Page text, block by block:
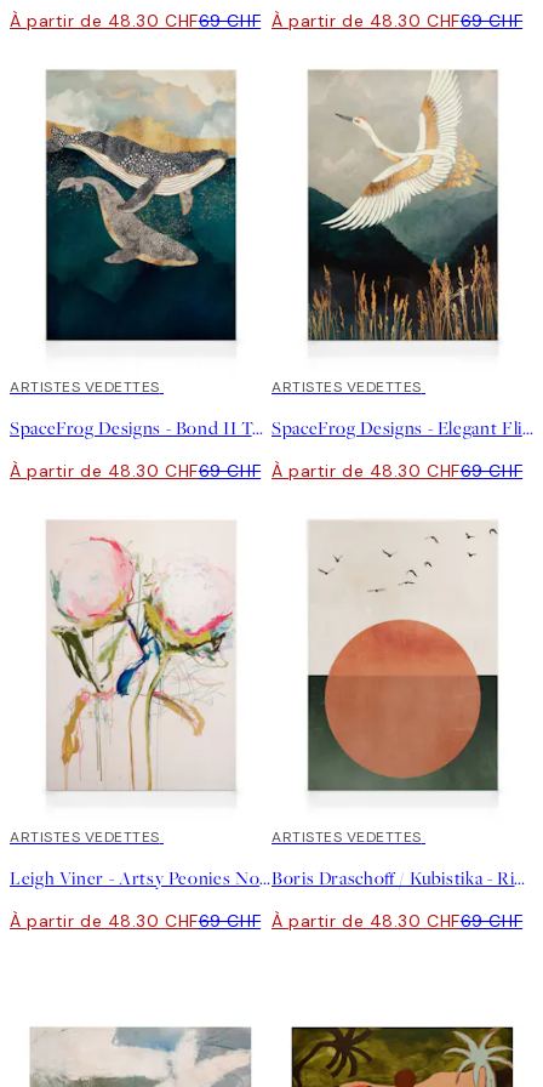
À partir de 48.30 CHF69 CHF À partir de 48.30 CHF69 CHF
30%*
ARTISTES VEDETTES
SpaceFrog Designs - Bond II Toile
À partir de 48.30 CHF69 CHF
30%*
ARTISTES VEDETTES
SpaceFrog Designs - Elegant Flight Toile
À partir de 48.30 CHF69 CHF
30%*
ARTISTES VEDETTES
Leigh Viner - Artsy Peonies No1 Toile
À partir de 48.30 CHF69 CHF
30%*
ARTISTES VEDETTES
Boris Draschoff / Kubistika - Rising Toile
À partir de 48.30 CHF69 CHF